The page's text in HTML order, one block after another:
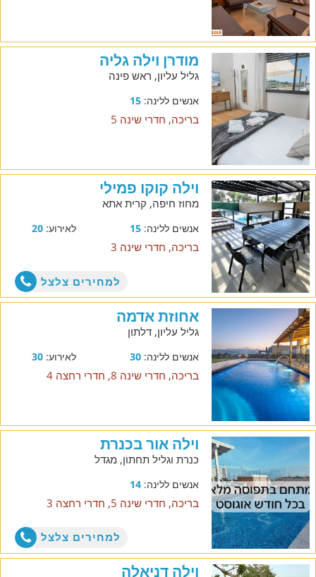
מודרן וילה גליה
גליל עליון, ראש פינה
אנשים ללינה:15
בריכה, חדרי שינה 5
וילה קוקו פמילי
מחוז חיפה, קרית אתא
אנשים ללינה:15 לאירוע:20
בריכה, חדרי שינה 3
למחירים צלצל
אחוזת אדמה
גליל עליון, דלתון
אנשים ללינה:30 לאירוע:30
בריכה, חדרי שינה 8, חדרי רחצה 4
וילה אור בכנרת
כנרת וגליל תחתון, מגדל
אנשים ללינה:14
בריכה, חדרי שינה 5, חדרי רחצה 3
למחירים צלצל
וילה דניאלה